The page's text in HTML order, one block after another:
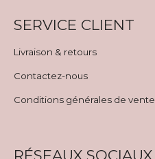
SERVICE CLIENT
Livraison & retours
Contactez-nous
Conditions générales de vente
RÉSEAUX SOCIAUX